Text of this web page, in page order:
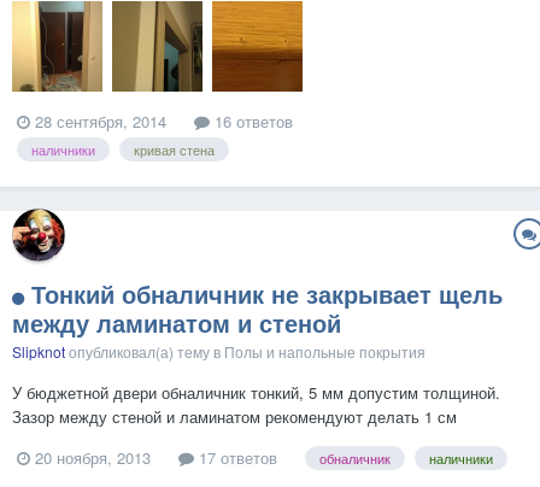
демонтировал ненужную межкомнатную дверь, как бы все сделал и
меня немного в тупик завели наличники. Стены не супер ров...
28 сентября, 2014 16 ответов
наличники кривая стена
Тонкий обналичник не закрывает щель
между ламинатом и стеной
Slipknotопубликовал(а) тему в Полы и напольные покрытия
У бюджетной двери обналичник тонкий, 5 мм допустим толщиной.
Зазор между стеной и ламинатом рекомендуют делать 1 см
Какие варианты?...
20 ноября, 2013 17 ответов обналичник наличники